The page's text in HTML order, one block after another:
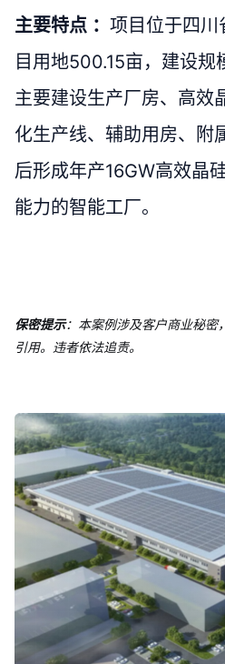
主要特点 ： 项目位于四川
目用地500.15亩，建设规
主要建设生产厂房、高效
化生产线、辅助用房、附
后形成年产16GW高效晶
能力的智能工厂。
保密提示：本案例涉及客户商业秘密
引用。违者依法追责。